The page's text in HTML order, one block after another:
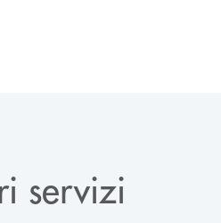
servizi